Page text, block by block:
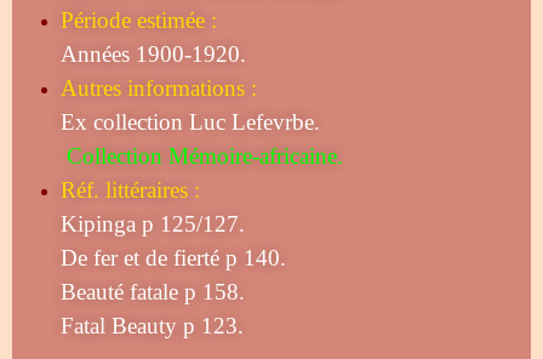
Période estimée :
Années 1900-1920.
Autres informations :
Ex collection Luc Lefevrbe.
Collection Mémoire-africaine.
Réf. littéraires :
Kipinga p 125/127.
De fer et de fierté p 140.
Beauté fatale p 158.
Fatal Beauty p 123.